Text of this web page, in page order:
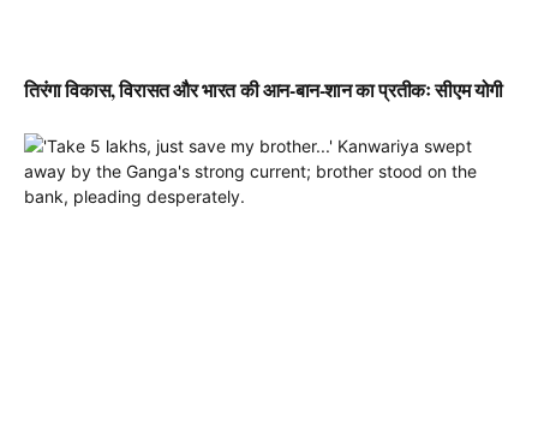
तिरंगा विकास, विरासत और भारत की आन-बान-शान का प्रतीकः सीएम योगी